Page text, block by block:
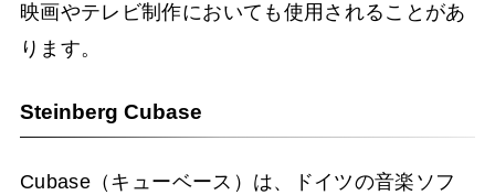
映画やテレビ制作においても使用されることがあ
ります。
Steinberg Cubase
Cubase（キューベース）は、ドイツの音楽ソフ